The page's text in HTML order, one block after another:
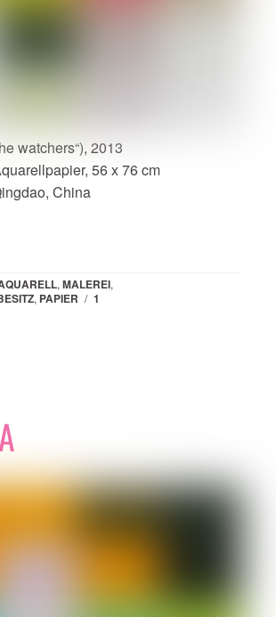
watchers“), 2013
56 x 76 cm
China
, MALEREI,
, PAPIER / 1